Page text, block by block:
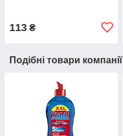
113 ₴
Подібні товари компанії